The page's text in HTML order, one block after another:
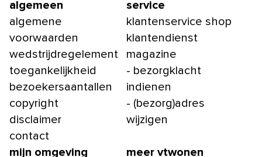
algemeen
algemene
voorwaarden
wedstrijdregelement
toegankelijkheid
bezoekersaantallen
copyright
disclaimer
contact
service
klantenservice shop
klantendienst
magazine
- bezorgklacht
indienen
- (bezorg)adres
wijzigen
mijn omgeving
meer vtwonen